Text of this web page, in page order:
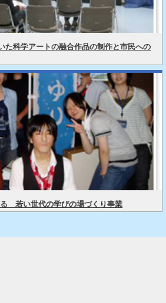
た科学アートの融合作品の制作と市民への
若い世代の学びの場づくり事業